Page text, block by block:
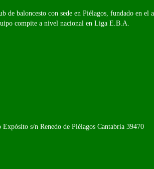
de baloncesto con sede en Piélagos, fundado en
compite a nivel nacional en Liga E.B.A.
Expósito s/n Renedo de Piélagos Cantabria 39470